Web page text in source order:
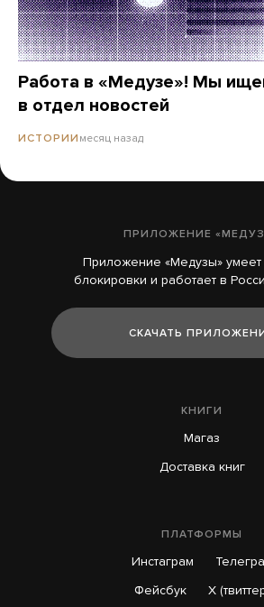
Работа в «Медузе»! Мы
в отдел новостей
ИСТОРИИ месяц назад
ПРИЛОЖЕНИЕ
Приложение «Медузы» умеет
блокировки и работает в
СКАЧАТЬ
КНИГИ
Магаз
Доставка книг
ПЛАТФОРМЫ
Инстаграм
Фейсбук
X